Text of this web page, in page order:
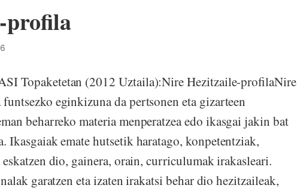
profila
Topaketetan (2012 Uztaila):Nire Hezitzaile-profilaNire
eginkizuna da pertsonen eta gizarteen
beharreko materia menperatzea edo ikasgai jakin bat
Ikasgaiak emate hutsetik haratago, konpetentziak,
eskatzen dio, gainera, orain, curriculumak irakasleari.
garatzen eta izaten irakatsi behar dio hezitzaileak,